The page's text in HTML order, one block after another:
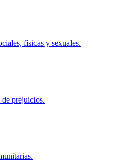
físicas y sexuales.
prejuicios.